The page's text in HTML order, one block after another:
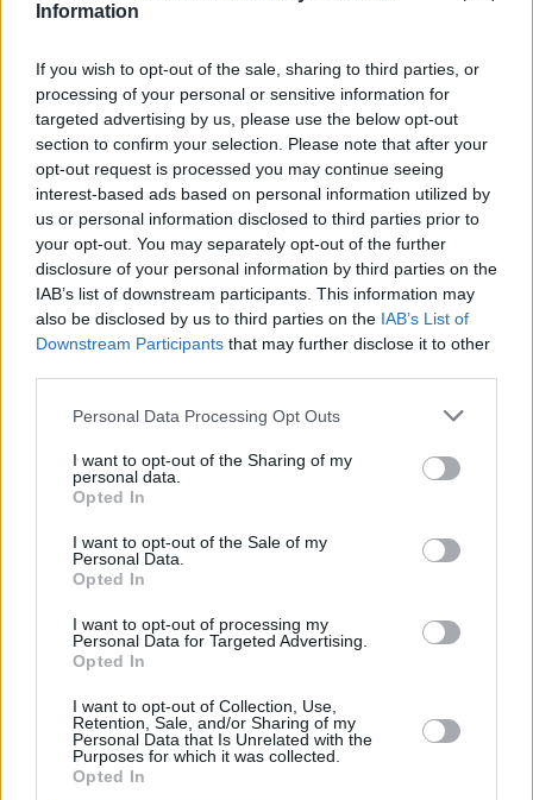
Information
If you wish to opt-out of the sale, sharing to third parties, or
processing of your personal or sensitive information for
targeted advertising by us, please use the below opt-out
section to confirm your selection. Please note that after your
opt-out request is processed you may continue seeing
interest-based ads based on personal information utilized by
us or personal information disclosed to third parties prior to
your opt-out. You may separately opt-out of the further
disclosure of your personal information by third parties on the
IAB’s list of downstream participants. This information may
also be disclosed by us to third parties on the IAB’s List of
Downstream Participants that may further disclose it to other
Personal Data Processing Opt Outs
I want to opt-out of the Sharing of my
personal data.
Opted In
I want to opt-out of the Sale of my
Personal Data.
Opted In
I want to opt-out of processing my
Personal Data for Targeted Advertising.
Opted In
I want to opt-out of Collection, Use,
Retention, Sale, and/or Sharing of my
Personal Data that Is Unrelated with the
Purposes for which it was collected.
Opted In
labiausiai: gal iš balkono išvežti seniai
nenaudojamą šlamštą? Gal per
nešvarius langus nebematote saulės
net tada, kai ji šviečia? O gal reikia
išvalyti šiltu žiemos guoliu tapusią sofą?
Projekto nugalėtojui radijo stotis „Lietus“
atsiųs valymo komandą, o projekto
partneris TINECO dovanos grindų
plovimo prietaisą! Švara jūsų namuose
bus dar iki Velykų – pažadam!
Jūsų vardas
Jūsų telefono nr.
Jūsų el. paštas
Miestas